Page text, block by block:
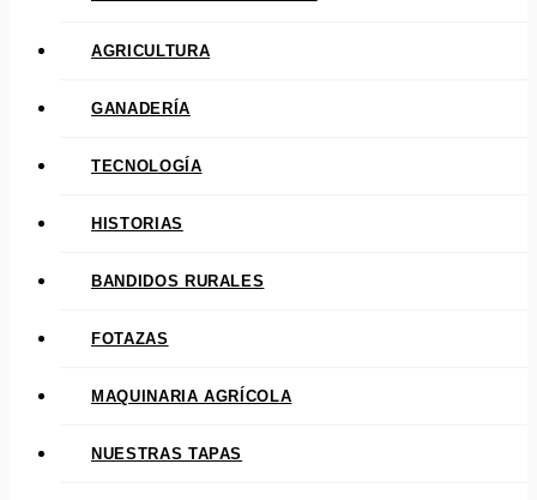
AGRICULTURA
GANADERÍA
TECNOLOGÍA
HISTORIAS
BANDIDOS RURALES
FOTAZAS
MAQUINARIA AGRÍCOLA
NUESTRAS TAPAS